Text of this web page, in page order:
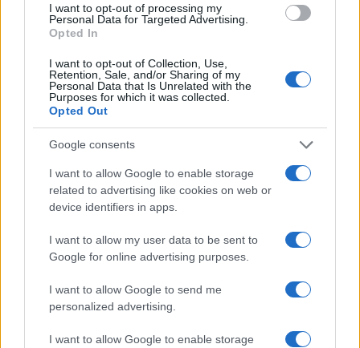
I want to opt-out of processing my
Personal Data for Targeted Advertising.
Opted In
I want to opt-out of Collection, Use,
Retention, Sale, and/or Sharing of my
Personal Data that Is Unrelated with the
Purposes for which it was collected.
Opted Out
Google consents
I want to allow Google to enable storage
related to advertising like cookies on web or
device identifiers in apps.
I want to allow my user data to be sent to
Google for online advertising purposes.
I want to allow Google to send me
personalized advertising.
I want to allow Google to enable storage
Continua a leggere